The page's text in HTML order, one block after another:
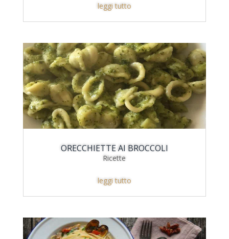
leggi tutto
ORECCHIETTE AI BROCCOLI
Ricette
leggi tutto